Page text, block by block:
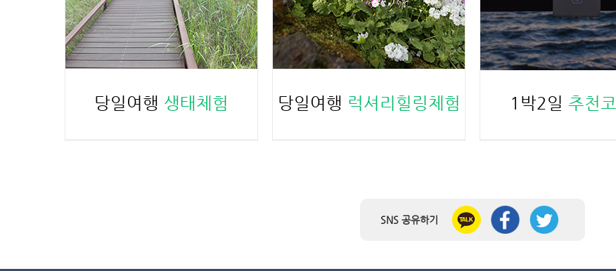
당일여행 생태체험 당일여행 럭셔리힐링체험 1박2일 추천
SNS 공유하기